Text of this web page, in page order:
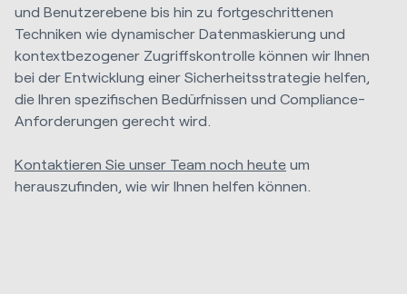
und Benutzerebene bis hin zu fortgeschrittenen
Techniken wie dynamischer Datenmaskierung und
kontextbezogener Zugriffskontrolle können wir Ihnen
bei der Entwicklung einer Sicherheitsstrategie helfen,
die Ihren spezifischen Bedürfnissen und Compliance-
Anforderungen gerecht wird.
Kontaktieren Sie unser Team noch heute um
herauszufinden, wie wir Ihnen helfen können.